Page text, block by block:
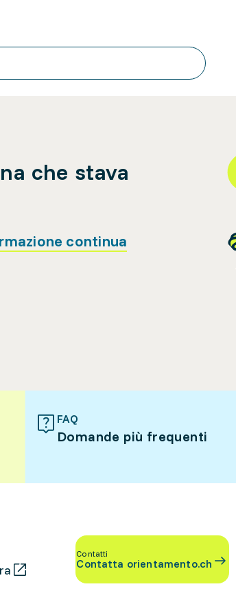
che stava
continua
FAQ
Domande più frequenti
Contatti
Contatta orientamento.ch